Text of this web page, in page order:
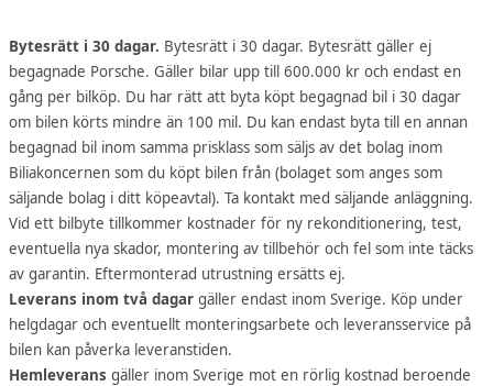
Bytesrätt i 30 dagar. Bytesrätt i 30 dagar. Bytesrätt gäller ej
begagnade Porsche. Gäller bilar upp till 600.000 kr och endast en
gång per bilköp. Du har rätt att byta köpt begagnad bil i 30 dagar
om bilen körts mindre än 100 mil. Du kan endast byta till en annan
begagnad bil inom samma prisklass som säljs av det bolag inom
Biliakoncernen som du köpt bilen från (bolaget som anges som
säljande bolag i ditt köpeavtal). Ta kontakt med säljande anläggning.
Vid ett bilbyte tillkommer kostnader för ny rekonditionering, test,
eventuella nya skador, montering av tillbehör och fel som inte täcks
av garantin. Eftermonterad utrustning ersätts ej.
Leverans inom två dagar gäller endast inom Sverige. Köp under
helgdagar och eventuellt monteringsarbete och leveransservice på
bilen kan påverka leveranstiden.
Hemleverans gäller inom Sverige mot en rörlig kostnad beroende